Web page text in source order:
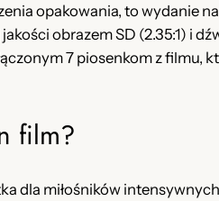
opakowania, to wydanie
obrazem SD (2.35:1) i
7 piosenkom z filmu,
film?
dla miłośników